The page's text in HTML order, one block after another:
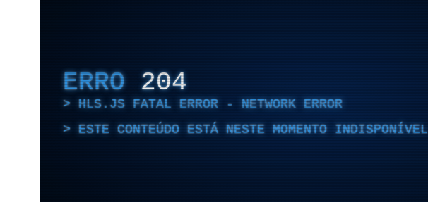
ERRO 204
HLS.JS FATAL ERROR - NETWORK ERROR
ESTE CONTEÚDO ESTÁ NESTE MOMENTO INDISPONÍVEL